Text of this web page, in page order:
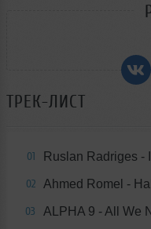
ТРЕК-ЛИСТ
01 Ruslan Radriges -
02 Ahmed Romel -
03 ALPHA 9 - All We